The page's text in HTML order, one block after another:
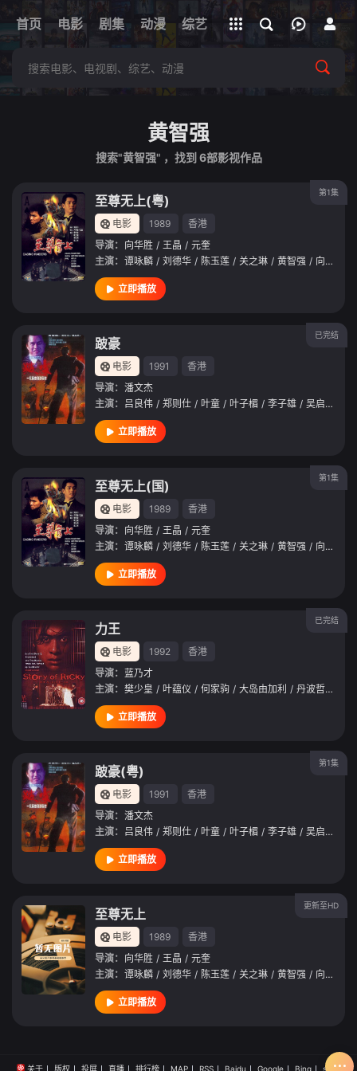
首页 电影 剧集 动漫 综艺 短剧 直播 APP
下载客户端
立即登录
黄智强
搜索"黄智强" ，找到 6部影视作品
第1集
至尊无上(粤)
电影 1989
香港
导演： 向华胜 / 王晶 / 元奎
主演： 谭咏麟 / 刘德华 / 陈玉莲 / 关之琳 / 黄智强 / 向华强
立即播放
已完结
跛豪
电影 1991
香港
导演： 潘文杰
主演： 吕良伟 / 郑则仕 / 叶童 / 叶子楣 / 李子雄 / 吴启华
立即播放
第1集
至尊无上(国)
电影 1989
香港
导演： 向华胜 / 王晶 / 元奎
主演： 谭咏麟 / 刘德华 / 陈玉莲 / 关之琳 / 黄智强 / 向华强
立即播放
已完结
力王
电影 1992
香港
导演： 蓝乃才
主演： 樊少皇 / 叶蕴仪 / 何家驹 / 大岛由加利 / 丹波哲郎
立即播放
第1集
跛豪(粤)
电影 1991
香港
导演： 潘文杰
主演： 吕良伟 / 郑则仕 / 叶童 / 叶子楣 / 李子雄 / 吴启华
立即播放
更新至HD
至尊无上
电影 1989
香港
导演： 向华胜 / 王晶 / 元奎
主演： 谭咏麟 / 刘德华 / 陈玉莲 / 关之琳 / 黄智强 / 向华强
立即播放
关于 版权 投屏 直播 排行榜 MAP RSS Baidu Google Bing so